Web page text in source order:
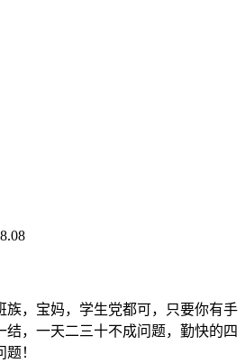
族，宝妈，学生党都可，只要你有手
结，一天二三十不成问题，勤快的四
！